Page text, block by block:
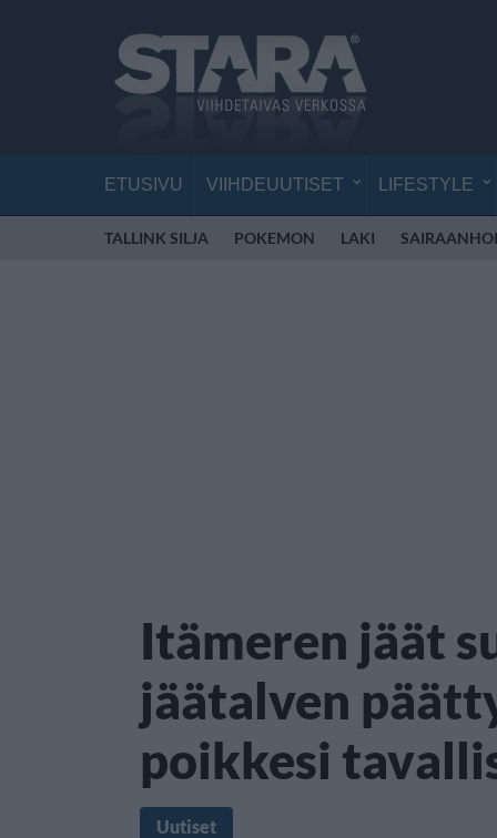
ETUSIVU VIIHDEUUTISET LIFESTYLE
TALLINK SILJA POKEMON LAKI
Itämeren jäät
jäätalven
poikkesi
Uutiset